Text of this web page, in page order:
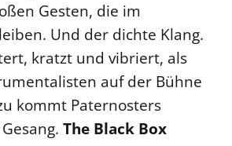
Gesten, die im
Und der dichte Klang.
kratzt und vibriert, als
auf der Bühne
kommt Paternosters
The Black Box